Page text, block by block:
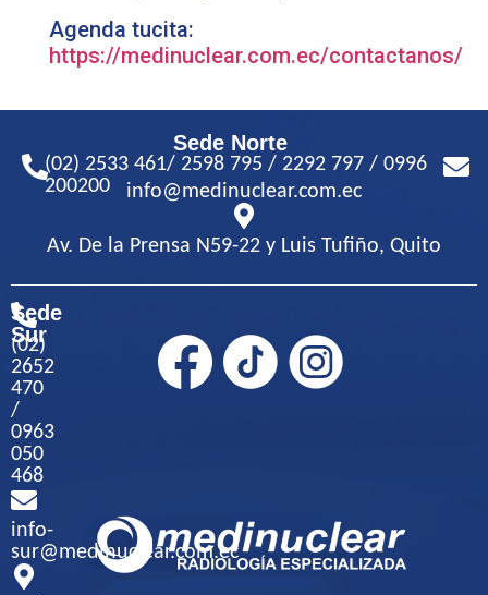
Agenda tucita:
https://medinuclear.com.ec/contactanos/
Sede Norte
(02) 2533 461/ 2598 795 / 2292 797 / 0996
200200
info@medinuclear.com.ec
Av. De la Prensa N59-22 y Luis Tufiño, Quito
Sede
Sur
(02)
2652
470
/
0963
050
468
info-
sur@medinuclear.com.ec